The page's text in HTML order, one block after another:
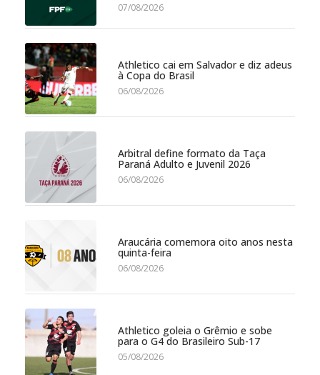
07/08/2026
Athletico cai em Salvador e diz adeus
à Copa do Brasil
06/08/2026
Arbitral define formato da Taça
Paraná Adulto e Juvenil 2026
06/08/2026
Araucária comemora oito anos nesta
quinta-feira
06/08/2026
Athletico goleia o Grêmio e sobe
para o G4 do Brasileiro Sub-17
05/08/2026